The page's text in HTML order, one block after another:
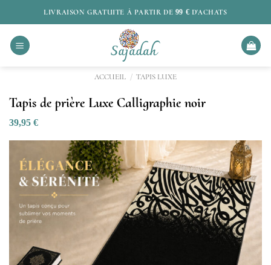
au
contenu
LIVRAISON GRATUITE À PARTIR DE 99 € D'ACHATS
ACCUEIL / TAPIS LUXE
Tapis de prière Luxe Calligraphie noir
39,95 €